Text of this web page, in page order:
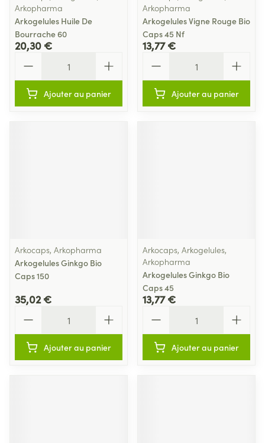
Arkopharma
Arkogelules Huile De
Bourrache 60
20,30 €
Ajouter au panier
Arkopharma
Arkogelules Vigne Rouge Bio
Caps 45 Nf
13,77 €
Ajouter au panier
Arkocaps, Arkopharma
Arkogelules Ginkgo Bio
Caps 150
35,02 €
Ajouter au panier
Arkocaps, Arkogelules,
Arkopharma
Arkogelules Ginkgo Bio
Caps 45
13,77 €
Ajouter au panier